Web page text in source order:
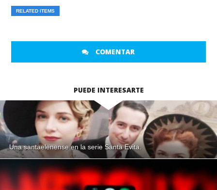
RELATED ITEMS
COMENTAR
PUEDE INTERESARTE
Una santaelenense en la serie Santa Evita.